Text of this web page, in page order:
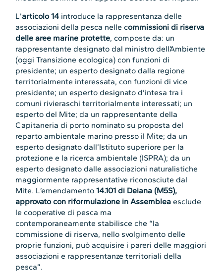
L’articolo 14 introduce la rappresentanza delle
associazioni della pesca nelle commissioni di riserva
delle aree marine protette, composte da: un
rappresentante designato dal ministro dell’Ambiente
(oggi Transizione ecologica) con funzioni di
presidente; un esperto designato dalla regione
territorialmente interessata, con funzioni di vice
presidente; un esperto designato d’intesa tra i
comuni rivieraschi territorialmente interessati; un
esperto del Mite; da un rappresentante della
Capitaneria di porto nominato su proposta del
reparto ambientale marino presso il Mite; da un
esperto designato dall’Istituto superiore per la
protezione e la ricerca ambientale (ISPRA); da un
esperto designato dalle associazioni naturalistiche
maggiormente rappresentative riconosciute dal
Mite. L’emendamento14.101 di Deiana (M5S),
approvato con riformulazione in Assembleaesclude
le cooperative di pesca ma
contemporaneamente stabilisce che “la
commissione di riserva, nello svolgimento delle
proprie funzioni, può acquisire i pareri delle maggiori
associazioni e rappresentanze territoriali della
pesca”.